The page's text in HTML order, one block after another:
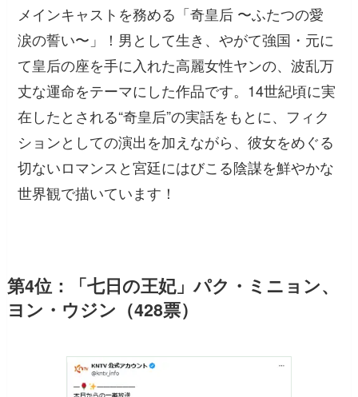
メインキャストを務める「奇皇后 〜ふたつの愛
涙の誓い〜」！男として生き、やがて強国・元に
て皇后の座を手に入れた高麗女性ヤンの、波乱万
丈な運命をテーマにした作品です。14世紀頃に実
在したとされる“奇皇后”の実話をもとに、フィク
ションとしての演出を加えながら、彼女をめぐる
切ないロマンスと宮廷にはびこる陰謀を鮮やかな
世界観で描いています！
第4位：「七日の王妃」パク・ミニョン、
ヨン・ウジン（428票）